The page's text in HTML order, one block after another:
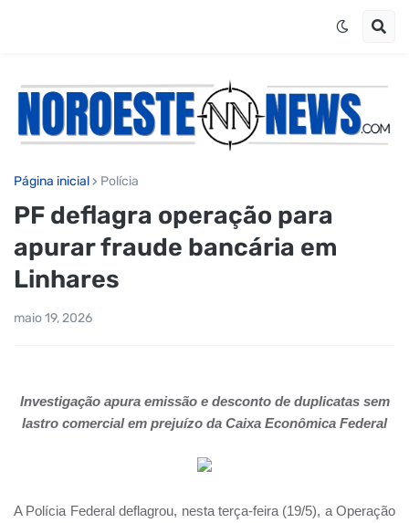
Página inicial Polícia
PF deflagra operação para
apurar fraude bancária em
Linhares
maio 19, 2026
Investigação apura emissão e desconto de duplicatas sem
lastro comercial em prejuízo da Caixa Econômica Federal
A Polícia Federal deflagrou, nesta terça-feira (19/5), a Operação